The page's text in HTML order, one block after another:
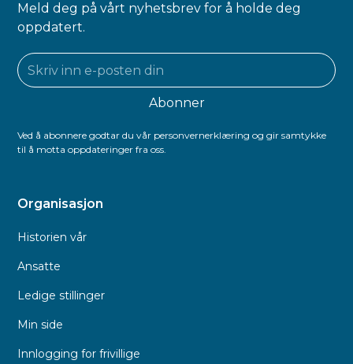
Meld deg på vårt nyhetsbrev for å holde deg
oppdatert.
Ved å abonnere godtar du vår personvernerklæring og gir samtykke
til å motta oppdateringer fra oss.
Organisasjon
Historien vår
Ansatte
Ledige stillinger
Min side
Innlogging for frivillige